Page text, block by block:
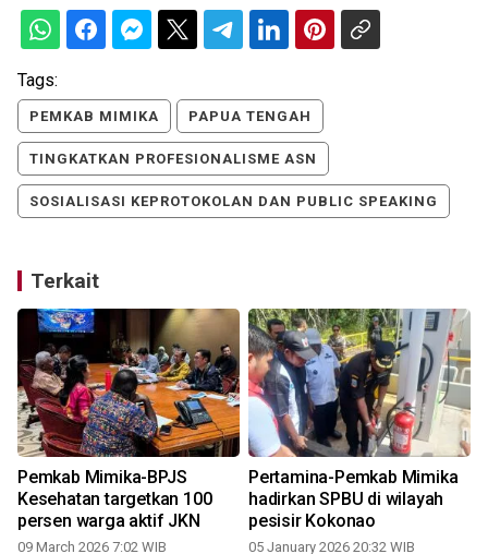
Tags:
PEMKAB MIMIKA PAPUA TENGAH
TINGKATKAN PROFESIONALISME ASN
SOSIALISASI KEPROTOKOLAN DAN PUBLIC SPEAKING
Terkait
Pemkab Mimika-BPJS
Kesehatan targetkan 100
persen warga aktif JKN
09 March 2026 7:02 WIB
Pertamina-Pemkab Mimika
hadirkan SPBU di wilayah
pesisir Kokonao
05 January 2026 20:32 WIB